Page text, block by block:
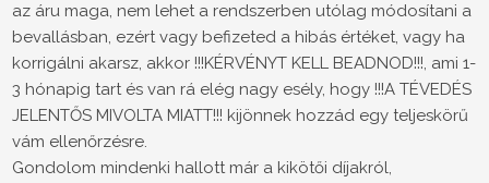
az áru maga, nem lehet a rendszerben utólag módosítani a
bevallásban, ezért vagy befizeted a hibás értéket, vagy ha
korrigálni akarsz, akkor !!!KÉRVÉNYT KELL BEADNOD!!!, ami 1-
3 hónapig tart és van rá elég nagy esély, hogy !!!A TÉVEDÉS
JELENTŐS MIVOLTA MIATT!!! kijönnek hozzád egy teljeskörű
vám ellenőrzésre.
Gondolom mindenki hallott már a kikötői díjakról,